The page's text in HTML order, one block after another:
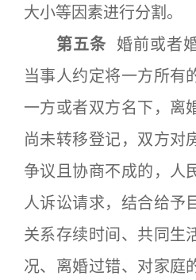
大小等因素进行分割。
第五条 婚前或者
当事人约定将一方所有
一方或者双方名下，离
尚未转移登记，双方对
争议且协商不成的，人
人诉讼请求，结合给予
关系存续时间、共同生
况、离婚过错、对家庭